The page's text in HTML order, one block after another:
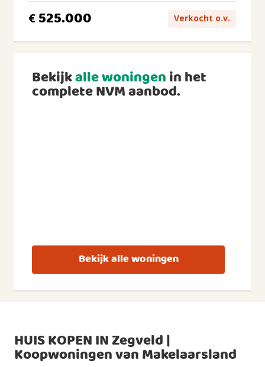
€ 525.000 Verkocht o.v.
Bekijkalle woningenin het
complete NVM aanbod.
Bekijk alle woningen
HUIS KOPEN IN Zegveld |
Koopwoningen van Makelaarsland